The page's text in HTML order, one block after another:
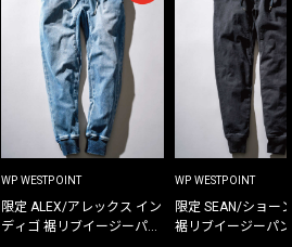
WP WESTPOINT
限定 ALEX/アレックス イン
ディゴ 裾リブイージーパン
WP WESTPOINT
限定 SEAN/ショー
裾リブイージーパ